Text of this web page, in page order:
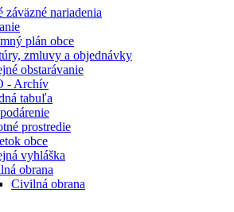
záväzné nariadenia
plán obce
zmluvy a objednávky
obstarávanie
- Archív
tabuľa
prostredie
obce
vyhláška
obrana
Civilná obrana